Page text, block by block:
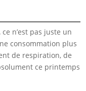
n’est pas juste un
consommation plus
de respiration, de
ce printemps